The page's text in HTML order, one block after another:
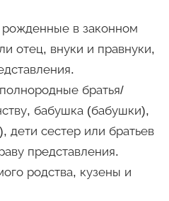
рожденные в законном
отец, внуки и правнуки,
братья/
бабушка (бабушки),
дети сестер или братьев
представления.
родства, кузены и